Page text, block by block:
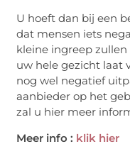
U hoeft dan bij een
dat mensen iets
kleine ingreep zullen
uw hele gezicht laat
nog wel negatief
aanbieder op het
zal u hier meer
Meer info : klik hier